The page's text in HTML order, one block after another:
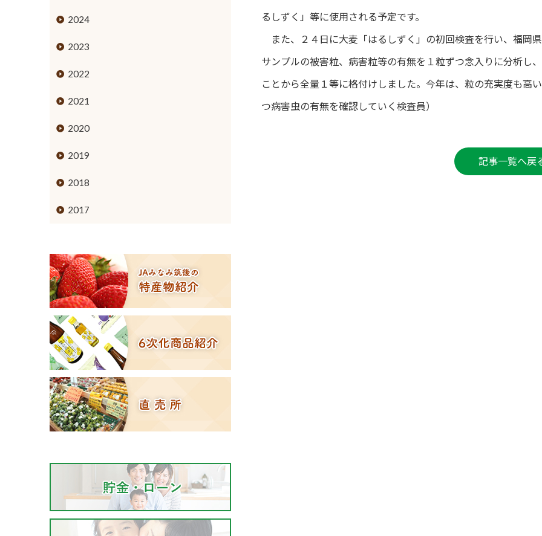
るしずく」等に使用される予定です。
また、２４日に大麦「はるしずく」の初回検査を行い、福岡
サンプルの被害粒、病害粒等の有無を１粒ずつ念入りに分析し
ことから全量１等に格付けしました。今年は、粒の充実度も高
つ病害虫の有無を確認していく検査員）
記事一覧へ戻
2024
2023
2022
2021
2020
2019
2018
2017